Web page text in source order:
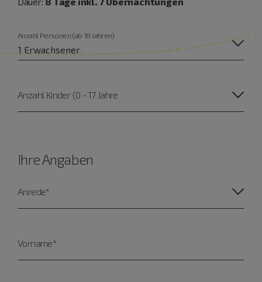
Anzahl Personen (ab 18 Jahren)
Anzahl Kinder (0 - 17 Jahre
Ihre Angaben
Anrede*
Vorname*